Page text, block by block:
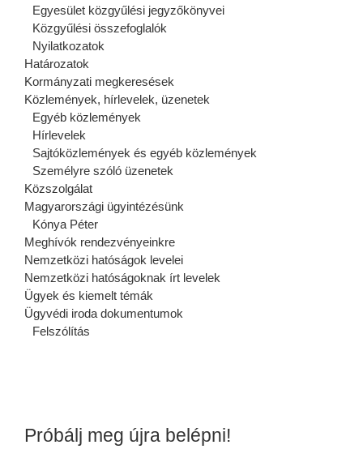
Próbálj meg újra belépni!
Egyesület közgyűlési jegyzőkönyvei
Közgyűlési összefoglalók
Nyilatkozatok
Határozatok
Kormányzati megkeresések
Közlemények, hírlevelek, üzenetek
Egyéb közlemények
Hírlevelek
Sajtóközlemények és egyéb közlemények
Személyre szóló üzenetek
Közszolgálat
Magyarországi ügyintézésünk
Kónya Péter
Meghívók rendezvényeinkre
Nemzetközi hatóságok levelei
Nemzetközi hatóságoknak írt levelek
Ügyek és kiemelt témák
Ügyvédi iroda dokumentumok
Felszólítás